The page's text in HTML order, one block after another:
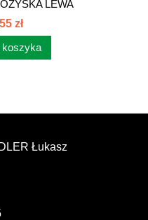
LEWA
zł
koszyka
Łukasz